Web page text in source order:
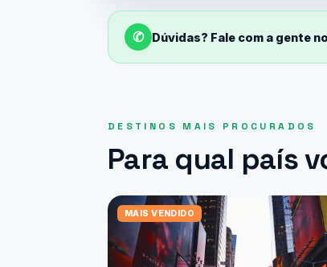
✆ Dúvidas? Fale com a gente
DESTINOS MAIS PROCURADOS
Para qual país
MAIS VENDIDO